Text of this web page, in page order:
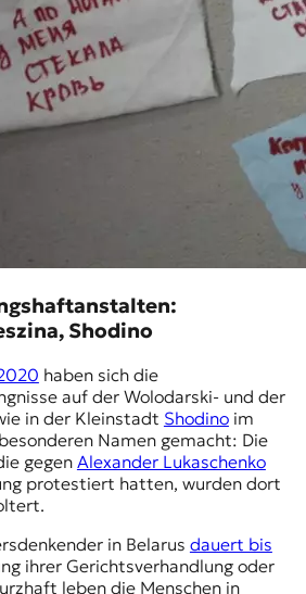
Shodino
haben sich die
auf der Wolodarski-und der
in der Kleinstadt Shodinoim
Namen gemacht: Die
gegenAlexander Lukaschenko
protestiert hatten, wurden dort
in Belarus dauert bis
ihrer Gerichtsverhandlung oder
leben die Menschen in